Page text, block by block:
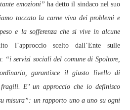
emozioni” ha detto il sindaco nel suo
toccato la carne viva dei problemi e
e la sofferenza che si vive in alcune
l’approccio scelto dall’Ente sulle
“i servizi sociali del comune di Spoltore,
garantisce il giusto livello di
E’ un approccio che io definisco
misura”: un rapporto uno a uno su ogni